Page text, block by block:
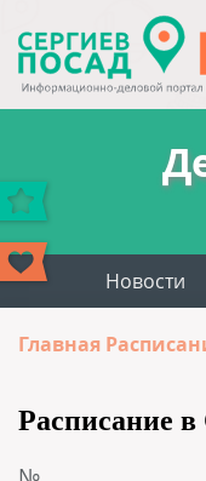
Новости
Главная
Расписание